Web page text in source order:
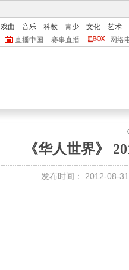
戏曲 音乐 科教 青少 文化
艺术
直播中国 赛事直播 网络
《华人世界》
发布时间： 2012-08-